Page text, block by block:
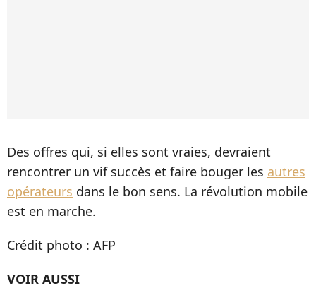
Des offres qui, si elles sont vraies, devraient
rencontrer un vif succès et faire bouger les autres
opérateurs dans le bon sens. La révolution mobile
est en marche.
Crédit photo : AFP
VOIR AUSSI